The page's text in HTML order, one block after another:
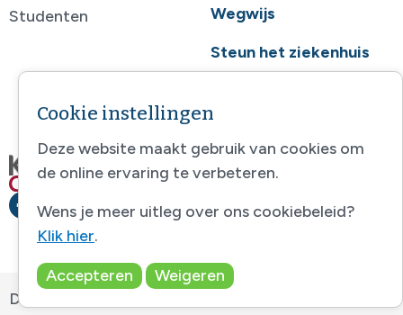
Studenten
Wegwijs
Steun het ziekenhuis
Disclaimer
Cookie instellingen
Deze website maakt gebruik van cookies om
de online ervaring te verbeteren.
Wens je meer uitleg over ons cookiebeleid?
Klik hier.
Accepteren
Weigeren